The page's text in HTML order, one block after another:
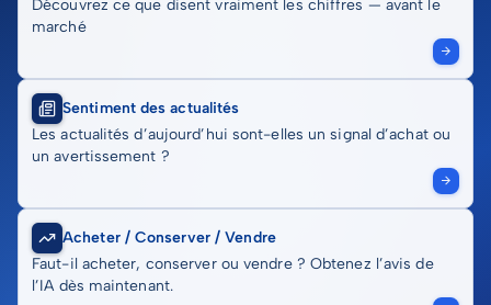
Découvrez ce que disent vraiment les chiffres — avant le
marché
Sentiment des actualités
Les actualités d’aujourd’hui sont-elles un signal d’achat ou
un avertissement ?
Acheter / Conserver / Vendre
Faut-il acheter, conserver ou vendre ? Obtenez l’avis de
l’IA dès maintenant.